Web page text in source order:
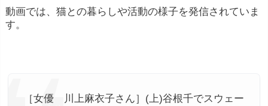
動画では、猫との暮らしや活動の様子を発信されていま
す。
［女優 川上麻衣子さん］(上)谷根千でスウェー